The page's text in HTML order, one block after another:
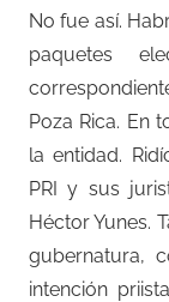
No fue así.
paquetes
Poza Rica. En
la entidad.
PRI y sus
Héctor Yunes.
gubernatura,
intención